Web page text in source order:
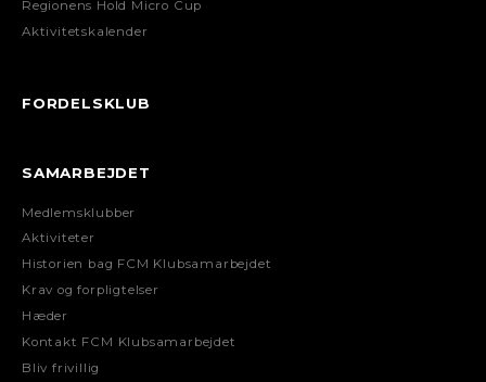
Regionens Hold Micro Cup
Aktivitetskalender
FORDELSKLUB
SAMARBEJDET
Medlemsklubber
Aktiviteter
Historien bag FCM Klubsamarbejdet
Krav og forpligtelser
Hæder
Kontakt FCM Klubsamarbejdet
Bliv frivillig